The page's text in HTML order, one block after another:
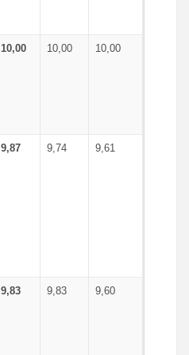
10,00 10,00 10,00
9,87 9,74 9,61
9,83 9,83 9,60